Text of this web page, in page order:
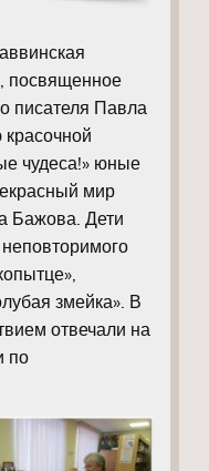
посвященное
писателя Павла
чудеса!» юные
мир
Бажова. Дети
змейка». В
отвечали на
по